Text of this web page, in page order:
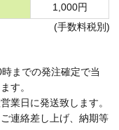
1,000円
(手数料税別)
までの発注確定で当
す。
業日に発送致します。
連絡差し上げ、納期等